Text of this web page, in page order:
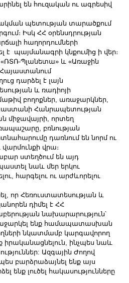
են հուզական ու ագրեսիվ
պետության տարածքում
Իսկ ՀՀ օրենսդրության
հաղորդումների
է  պայմանագրի կնքումից ի վեր։
Պլանետա» և «Առաջին
Հայաստանում
դարձել է լայն
և ռադիոյի
բողոքներ, առաջարկներ,
Հանրապետության
միջավայրի, որտեղ
բռնության
դառնում են նորմ ու
վրա։
ստեղծում են այդ
նաև մեր երկու
հարգելու ու արժևորելու
որ Հեռուստատեսության և
դիմել է ՀՀ
նախարարություն՝
ենք համապատասխան
նկատմամբ կարգավորող
իրականացնելուն, ինչպես նաև
Ազգային Ժողով
բարձրաձայնել ենք այս
ենք լուծել հակասությունները